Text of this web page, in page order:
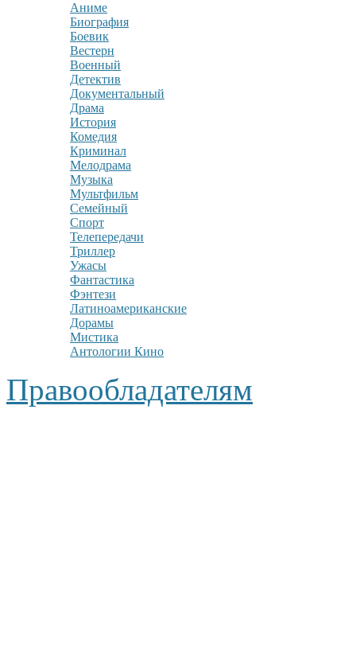
Аниме
Биография
Боевик
Вестерн
Военный
Детектив
Документальный
Драма
История
Комедия
Криминал
Мелодрама
Музыка
Мультфильм
Семейный
Спорт
Телепередачи
Триллер
Ужасы
Фантастика
Фэнтези
Латиноамериканские
Дорамы
Мистика
Антологии Кино
Правообладателям